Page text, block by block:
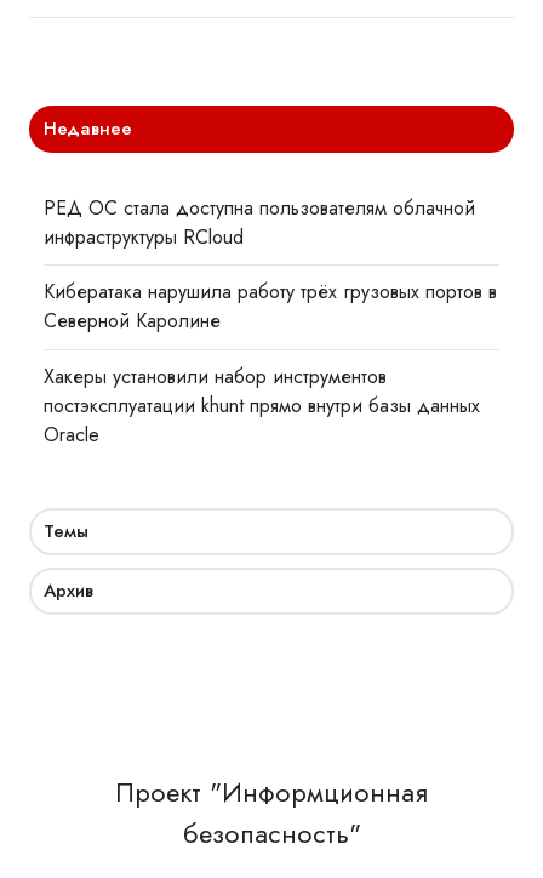
Недавнее
РЕД ОС стала доступна пользователям облачной
инфраструктуры RCloud
Кибератака нарушила работу трёх грузовых портов в
Северной Каролине
Хакеры установили набор инструментов
постэксплуатации khunt прямо внутри базы данных
Oracle
Темы
Архив
Проект "Информционная
безопасность"